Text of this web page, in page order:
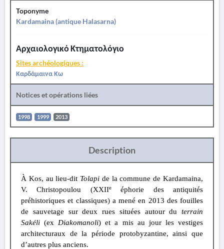
Toponyme
Kardamaina (antique Halasarna)
Αρχαιολογικό Κτηματολόγιο
Sites archéologiques :
Καρδάμαινα Κω
Notices et opérations liées
1998 1999 2013
Description
À Kos, au lieu-dit Tolapi de la commune de Kardamaina,
V. Christopoulou (XXIIeéphorie des antiquités
préhistoriques et classiques) a mené en 2013 des fouilles
de sauvetage sur deux rues situées autour du terrain
Sakéli (ex Diakomanoli) et a mis au jour les vestiges
architecturaux de la période protobyzantine, ainsi que
d’autres plus anciens.